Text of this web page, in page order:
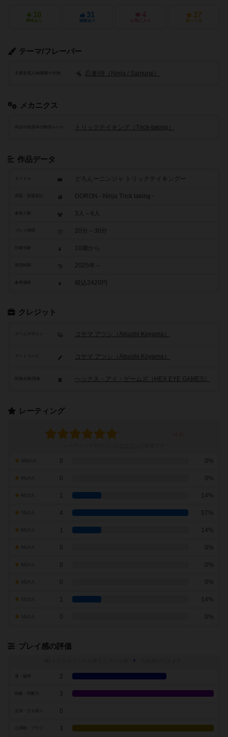
10
興味あり
31
経験あり
4
お気に入り
27
持ってる
テーマ/フレーバー
忍者/侍（Ninja / Samurai）
メカニクス
得点や資源等の獲得ルール トリックテイキング（Trick-taking）
作品データ
タイトル どろんーニンジャ トリックテイキングー
原題・英題表記 DORON - Ninja Trick taking -
参加人数 3人～6人
20分～30分
対象年齢 10歳から
2025年～
参考価格 税込2420円
クレジット
ゲームデザイン コヤマ アツシ（Atsushi Koyama）
アートワーク コヤマ アツシ（Atsushi Koyama）
ヘックス・アイ・ゲームズ（HEX EYE GAMES）
レーティング
0 0%
9点の人 0 0%
1 14%
7点の人 4 57%
1 14%
0 0%
0 0%
0 0%
1 14%
0 0%
プレイ感の評価
※
2
3
交渉・立ち回り 0
3